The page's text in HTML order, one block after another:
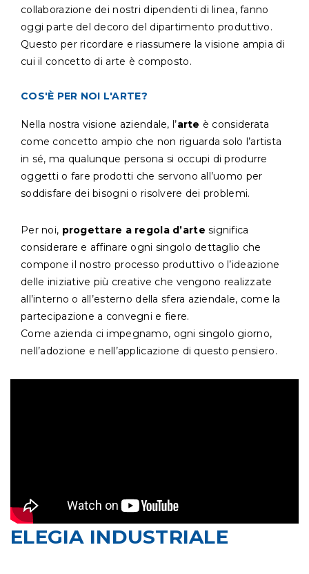
collaborazione dei nostri dipendenti di linea, fanno
oggi parte del decoro del dipartimento produttivo.
Questo per ricordare e riassumere la visione ampia di
cui il concetto di arte è composto.
COS'È PER NOI L'ARTE?
Nella nostra visione aziendale, l’arte è considerata
come concetto ampio che non riguarda solo l’artista
in sé, ma qualunque persona si occupi di produrre
oggetti o fare prodotti che servono all’uomo per
soddisfare dei bisogni o risolvere dei problemi.
Per noi, progettare a regola d’artesignifica
considerare e affinare ogni singolo dettaglio che
compone il nostro processo produttivo o l’ideazione
delle iniziative più creative che vengono realizzate
all’interno o all’esterno della sfera aziendale, come la
partecipazione a convegni e fiere.
Come azienda ci impegnamo, ogni singolo giorno,
nell’adozione e nell’applicazione di questo pensiero.
ELEGIA INDUSTRIALE